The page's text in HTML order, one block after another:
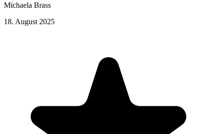
Michaela Brass
18. August 2025